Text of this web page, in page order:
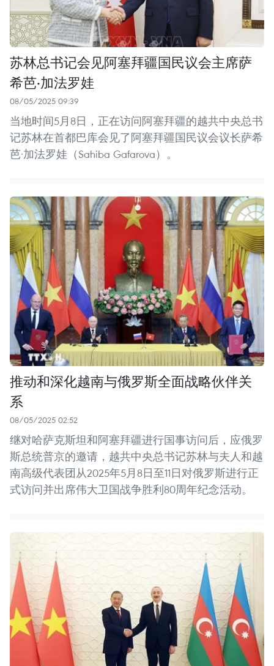
苏林总书记会见阿塞拜疆国民议会主席萨
希芭·加法罗娃
08/05/2025 09:39
当地时间5月8日，正在访问阿塞拜疆的越共中央总书
记苏林在首都巴库会见了阿塞拜疆国民议会议长萨希
芭·加法罗娃（Sahiba Gafarova）。
推动和深化越南与俄罗斯全面战略伙伴关
系
08/05/2025 02:52
继对哈萨克斯坦和阿塞拜疆进行国事访问后，应俄罗
斯总统普京的邀请，越共中央总书记苏林与夫人和越
南高级代表团从2025年5月8日至11日对俄罗斯进行正
式访问并出席伟大卫国战争胜利80周年纪念活动。